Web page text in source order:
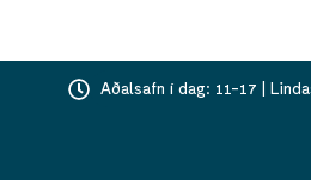
Aðalsafn í dag: 11-17 |